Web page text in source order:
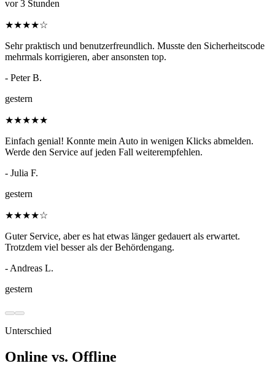
vor 3 Stunden
★★★★☆
Sehr praktisch und benutzerfreundlich. Musste den Sicherheitscode
mehrmals korrigieren, aber ansonsten top.
- Peter B.
gestern
★★★★★
Einfach genial! Konnte mein Auto in wenigen Klicks abmelden.
Werde den Service auf jeden Fall weiterempfehlen.
- Julia F.
gestern
★★★★☆
Guter Service, aber es hat etwas länger gedauert als erwartet.
Trotzdem viel besser als der Behördengang.
- Andreas L.
gestern
Unterschied
Online vs. Offline